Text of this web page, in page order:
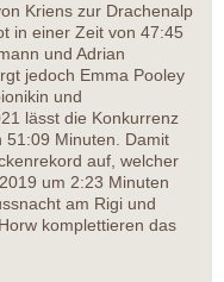
Kriens zur Drachenalp
in einer Zeit von 47:45
und Adrian
jedoch Emma Pooley
und
lässt die Konkurrenz
51:09 Minuten. Damit
auf, welcher
um 2:23 Minuten
am Rigi und
komplettieren das